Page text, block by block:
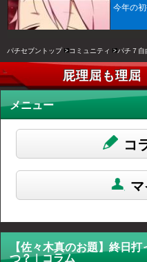
今年の
パチセブントップ コミュニティ パチ７
屁理屈も理
メニュー
コ
【佐々木真のお題】終日
つ？ | コラム